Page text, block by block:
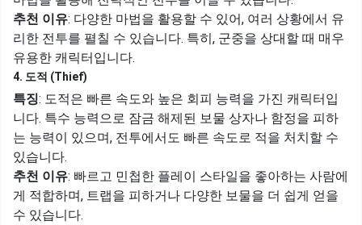
추천 이유: 다양한 마법을 활용할 수 있어, 여러 상황에서 유
리한 전투를 펼칠 수 있습니다. 특히, 군중을 상대할 때 매우
유용한 캐릭터입니다.
4. 도적 (Thief)
특징: 도적은 빠른 속도와 높은 회피 능력을 가진 캐릭터입
니다. 특수 능력으로 잠금 해제된 보물 상자나 함정을 피하
는 능력이 있으며, 전투에서도 빠른 속도로 적을 처치할 수
있습니다.
추천 이유: 빠르고 민첩한 플레이 스타일을 좋아하는 사람에
게 적합하며, 트랩을 피하거나 다양한 보물을 더 쉽게 얻을
수 있습니다.